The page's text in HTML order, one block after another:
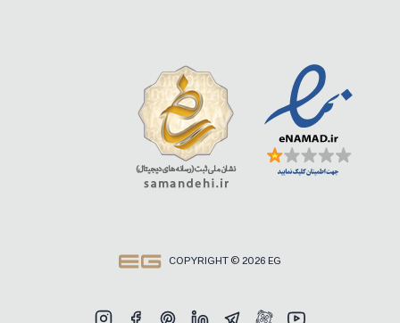
COPYRIGHT © 2026 EG